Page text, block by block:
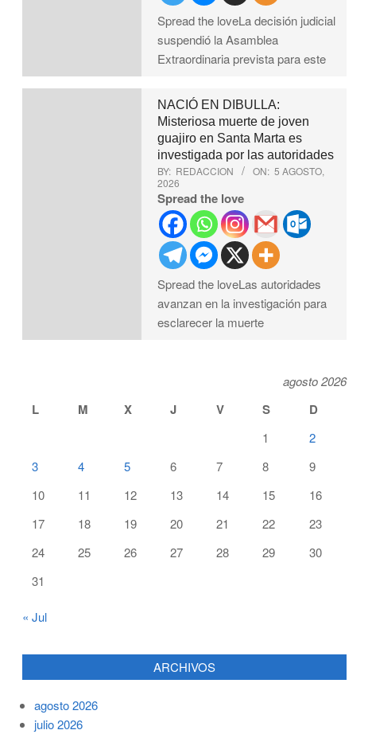
Spread the loveLa decisión judicial
suspendió la Asamblea
Extraordinaria prevista para este
NACIÓ EN DIBULLA:
Misteriosa muerte de joven
guajiro en Santa Marta es
investigada por las autoridades
BY: REDACCION ON: 5 AGOSTO,
2026
Spread the love
Spread the loveLas autoridades
avanzan en la investigación para
esclarecer la muerte
agosto 2026
L M X J V S D
1
2
3
4 5 6 7 8
9
10
11 12 13 14 15
16
17
18 19 20 21 22
23
24
25 26 27 28 29
30
31
« Jul
ARCHIVOS
agosto 2026
julio 2026